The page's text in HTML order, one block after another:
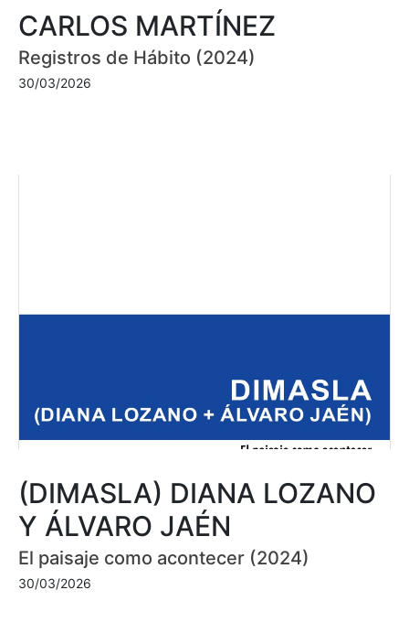
CARLOS MARTÍNEZ
Registros de Hábito (2024)
30/03/2026
(DIMASLA) DIANA LOZANO
Y ÁLVARO JAÉN
El paisaje como acontecer (2024)
30/03/2026